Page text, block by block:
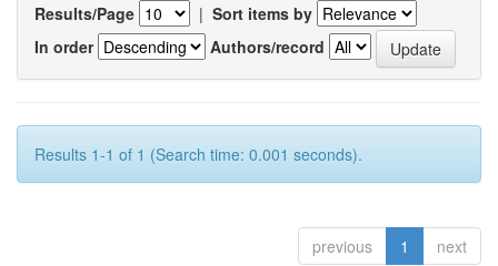
Results/Page | Sort items by
In order
Authors/record
Results 1-1 of 1 (Search time: 0.001 seconds).
previous 1 next